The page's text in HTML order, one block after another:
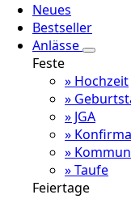
Neues
Bestseller
Anlässe
Feste
» Hochzeit
»
» JGA
»
»
» Taufe
Feiertage